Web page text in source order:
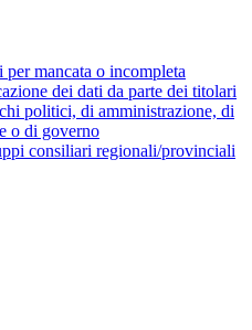
per mancata o incompleta
dei dati da parte dei titolari
politici, di amministrazione, di
o di governo
consiliari regionali/provinciali